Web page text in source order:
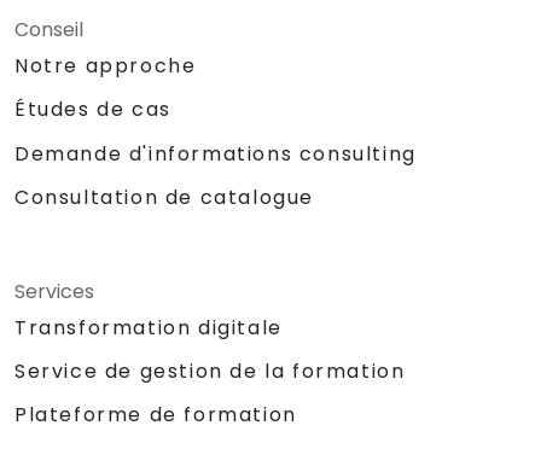
Conseil
Notre approche
Études de cas
Demande d'informations consulting
Consultation de catalogue
Services
Transformation digitale
Service de gestion de la formation
Plateforme de formation